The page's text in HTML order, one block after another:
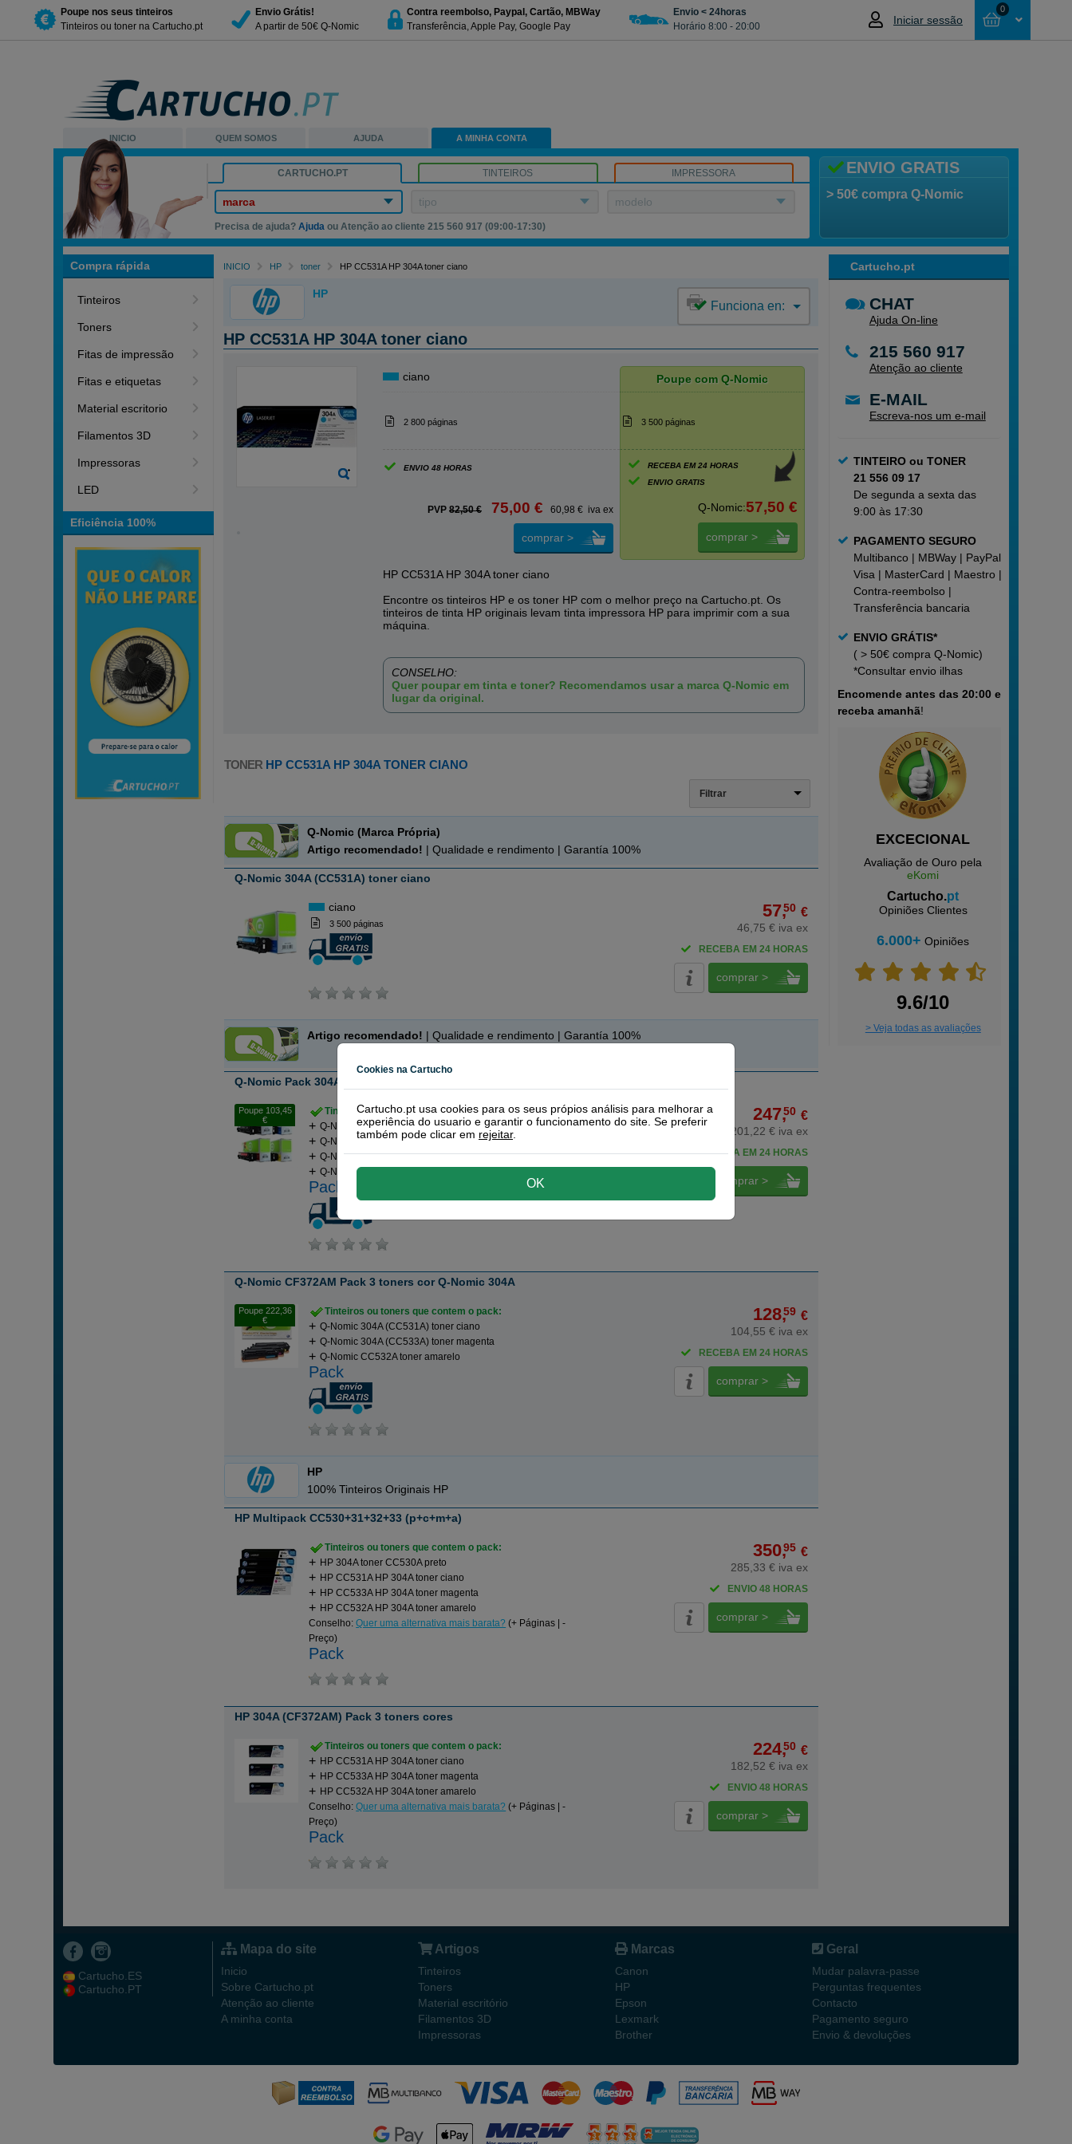
Poupe nos seus tinteiros
Tinteiros ou toner na Cartucho.pt
Envio Grátis!
A partir de 50€ Q-Nomic
Contra reembolso, Paypal, Cartão, MBWay
Transferência, Apple Pay, Google Pay
Envio < 24horas
Horário 8:00 - 20:00
Iniciar sessão
0
INICIO QUEM SOMOS AJUDA A MINHA CONTA
ENVIO GRATIS
> 50€ compra Q-Nomic
CARTUCHO.PT TINTEIROS IMPRESSORA
marca tipo modelo
Precisa de ajuda?Ajuda ou Atenção ao cliente 215 560 917 (09:00-17:30)
Compra rápida
Tinteiros
Toners
Fitas de impressão
Fitas e etiquetas
Material escritorio
Filamentos 3D
Impressoras
LED
Eficiência 100%
Cartucho.pt
CHAT
Ajuda On-line
215 560 917
Atenção ao cliente
E-MAIL
Escreva-nos um e-mail
TINTEIRO ou TONER
21 556 09 17
De segunda a sexta das
9:00 às 17:30
PAGAMENTO SEGURO
Multibanco | MBWay | PayPal |
Visa | MasterCard | Maestro |
Contra-reembolso |
Transferência bancaria
ENVIO GRÁTIS*
( > 50€ compra Q-Nomic)
*Consultarenvio ilhas
Encomende antes das 20:00 e
receba amanhã!
EXCECIONAL
Avaliação de Ouro pela
eKomi
Cartucho.pt
Opiniões Clientes
6.000+ Opiniões
9.6/10
> Veja todas as avaliações
INICIO HP toner HP CC531A HP 304A toner ciano
HP
Funciona en:
HP CC531A HP 304A toner ciano
ciano Poupe com Q-Nomic
2 800 páginas 3 500 páginas
ENVIO 48 HORAS
PVP 82,50 € 75,00 € 60,98 € iva ex
comprar >
RECEBA EM 24 HORAS
ENVIO GRATIS
Q-Nomic:57,50 €
comprar >
HP CC531A HP 304A toner ciano
Encontre os tinteiros HP e os toner HP com o melhor preço na Cartucho.pt. Os
tinteiros de tinta HP originais levam tinta impressora HP para imprimir com a sua
máquina.
CONSELHO:
Quer poupar em tinta e toner? Recomendamos usar a marca Q-Nomic em
lugar da original.
TONER HP CC531A HP 304A TONER CIANO
Filtrar
Q-Nomic (Marca Própria)
Artigo recomendado! | Qualidade e rendimento | Garantía 100%
Q-Nomic 304A (CC531A) toner ciano
ciano
3 500 páginas
57,50 €
46,75 € iva ex
RECEBA EM 24 HORAS
comprar >
Artigo recomendado! | Qualidade e rendimento | Garantía 100%
Q-Nomic Pack 304A (CC530A/31A/32A/33A) série 4 toners preto + cores
Poupe 103,45
€
Tinteiros ou toners que contem o pack:
Q-Nomic 304A | CC530A toner preto
Q-Nomic 304A (CC531A) toner ciano
Q-Nomic 304A (CC533A) toner magenta
Q-Nomic CC532A toner amarelo
Pack
247,50 €
201,22 € iva ex
RECEBA EM 24 HORAS
comprar >
Q-Nomic CF372AM Pack 3 toners cor Q-Nomic 304A
Poupe 222,36
€
Tinteiros ou toners que contem o pack:
Q-Nomic 304A (CC531A) toner ciano
Q-Nomic 304A (CC533A) toner magenta
Q-Nomic CC532A toner amarelo
Pack
128,59 €
104,55 € iva ex
RECEBA EM 24 HORAS
comprar >
HP
100% Tinteiros Originais HP
HP Multipack CC530+31+32+33 (p+c+m+a)
Tinteiros ou toners que contem o pack:
HP 304A toner CC530A preto
HP CC531A HP 304A toner ciano
HP CC533A HP 304A toner magenta
HP CC532A HP 304A toner amarelo
Conselho:Quer uma alternativa mais barata? (+ Páginas | -
Preço)
Pack
350,95 €
285,33 € iva ex
ENVIO 48 HORAS
comprar >
HP 304A (CF372AM) Pack 3 toners cores
Tinteiros ou toners que contem o pack:
HP CC531A HP 304A toner ciano
HP CC533A HP 304A toner magenta
HP CC532A HP 304A toner amarelo
Conselho:Quer uma alternativa mais barata? (+ Páginas | -
Preço)
Pack
224,50 €
182,52 € iva ex
ENVIO 48 HORAS
comprar >
Cartucho.ES
Cartucho.PT
Mapa do site
Inicio
Sobre Cartucho.pt
Atenção ao cliente
A minha conta
Artigos
Tinteiros
Toners
Material escritório
Filamentos 3D
Impressoras
Marcas
Canon
HP
Epson
Lexmark
Brother
Geral
Mudar palavra-passe
Perguntas frequentes
Contacto
Pagamento seguro
Envio & devoluções
Cookies na Cartucho
Cartucho.pt usa cookies para os seus própios análisis para melhorar a
experiência do usuario e garantir o funcionamento do site. Se preferir
também pode clicar em rejeitar.
OK